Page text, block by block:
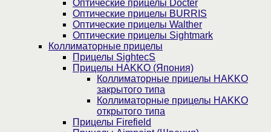
Оптические прицелы Docter
Оптические прицелы BURRIS
Оптические прицелы Walther
Оптические прицелы Sightmark
Коллиматорные прицелы
Прицелы SightecS
Прицелы HAKKO (Япония)
Коллиматорные прицелы HAKKO
закрытого типа
Коллиматорные прицелы HAKKO
открытого типа
Прицелы Firefield